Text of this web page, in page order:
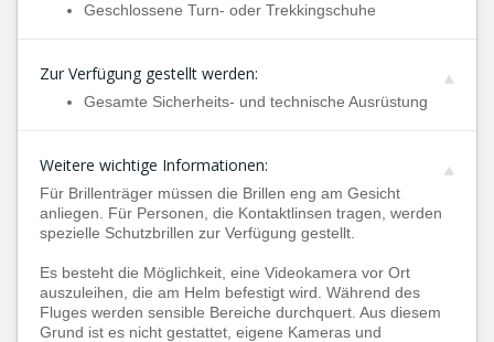
Geschlossene Turn- oder Trekkingschuhe
Zur Verfügung gestellt werden:
Gesamte Sicherheits- und technische Ausrüstung
Weitere wichtige Informationen:
Für Brillenträger müssen die Brillen eng am Gesicht
anliegen. Für Personen, die Kontaktlinsen tragen, werden
spezielle Schutzbrillen zur Verfügung gestellt.
Es besteht die Möglichkeit, eine Videokamera vor Ort
auszuleihen, die am Helm befestigt wird. Während des
Fluges werden sensible Bereiche durchquert. Aus diesem
Grund ist es nicht gestattet, eigene Kameras und